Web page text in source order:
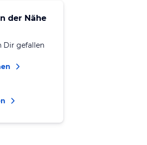
der Nähe
Dir gefallen